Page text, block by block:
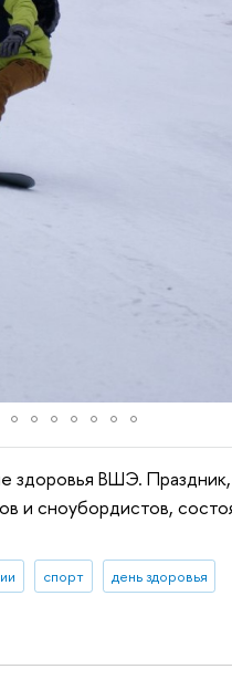
здоровья ВШЭ.
и сноубордистов,
спорт день здоровья